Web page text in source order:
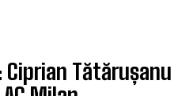
Tătărușanu